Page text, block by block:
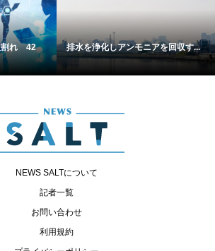
割れ 42
排水を浄化しアンモニアを回収す...
NEWS SALTについて
記者一覧
お問い合わせ
利用規約